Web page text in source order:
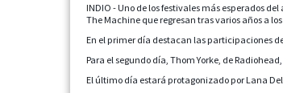
INDIO - Uno de los festivales más esperados
The Machine que regresan tras varios años a
En el primer día destacan las participaciones
Para el segundo día, Thom Yorke, de
El último día estará protagonizado por Lana